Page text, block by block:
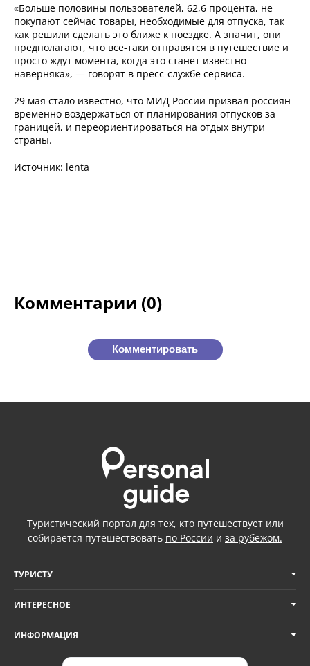
«Больше половины пользователей, 62,6 процента, не
покупают сейчас товары, необходимые для отпуска, так
как решили сделать это ближе к поездке. А значит, они
предполагают, что все-таки отправятся в путешествие и
просто ждут момента, когда это станет известно
наверняка», — говорят в пресс-службе сервиса.
29 мая стало известно, что МИД России призвал россиян
временно воздержаться от планирования отпусков за
границей, и переориентироваться на отдых внутри
страны.
Источник: lenta
Комментарии (0)
Комментировать
Туристический портал для тех, кто путешествует или
собирается путешествовать по России и за рубежом.
ТУРИСТУ
ИНТЕРЕСНОЕ
ИНФОРМАЦИЯ